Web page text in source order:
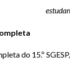
do 15.º